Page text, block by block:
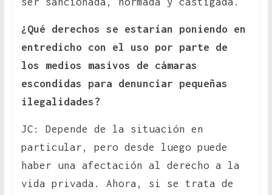
¿Qué derechos se estarían poniendo en
entredicho con el uso por parte de
los medios masivos de cámaras
escondidas para denunciar pequeñas
ilegalidades?
JC: Depende de la situación en
particular, pero desde luego puede
haber una afectación al derecho a la
vida privada. Ahora, si se trata de